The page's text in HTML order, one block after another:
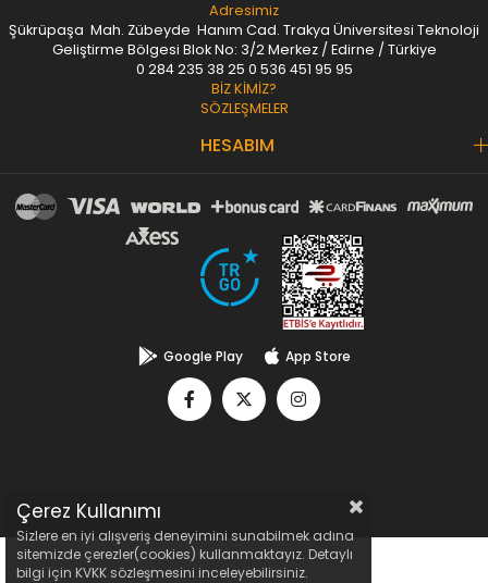
Adresimiz
Şükrüpaşa Mah. Zübeyde Hanım Cad. Trakya Üniversitesi Teknoloji
Geliştirme Bölgesi Blok No: 3/2 Merkez / Edirne / Türkiye
0 284 235 38 25 0 536 451 95 95
BİZ KİMİZ?
SÖZLEŞMELER
HESABIM
Google Play App Store
Çerez Kullanımı
Sizlere en iyi alışveriş deneyimini sunabilmek adına
sitemizde çerezler(cookies) kullanmaktayız. Detaylı
bilgi için KVKK sözleşmesini inceleyebilirsiniz.